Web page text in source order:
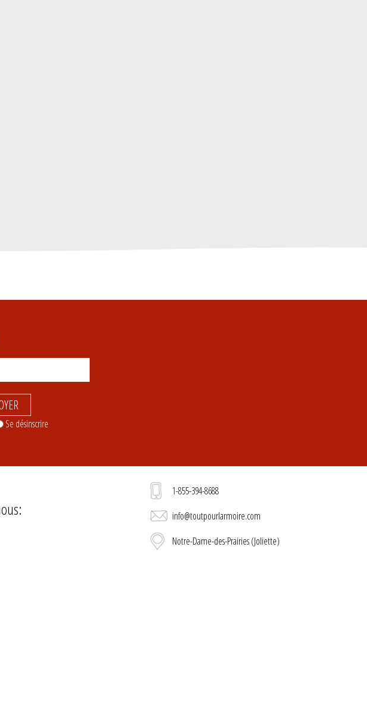
Se désinscrire
1-855-394-8688
info@toutpourlarmoire.com
Notre-Dame-des-Prairies (Joliette)